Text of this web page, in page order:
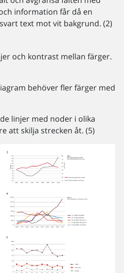
information får då en
text mot vit bakgrund. (2)
och kontrast mellan färger.
behöver fler färger med
linjer med noder i olika
att skilja strecken åt. (5)